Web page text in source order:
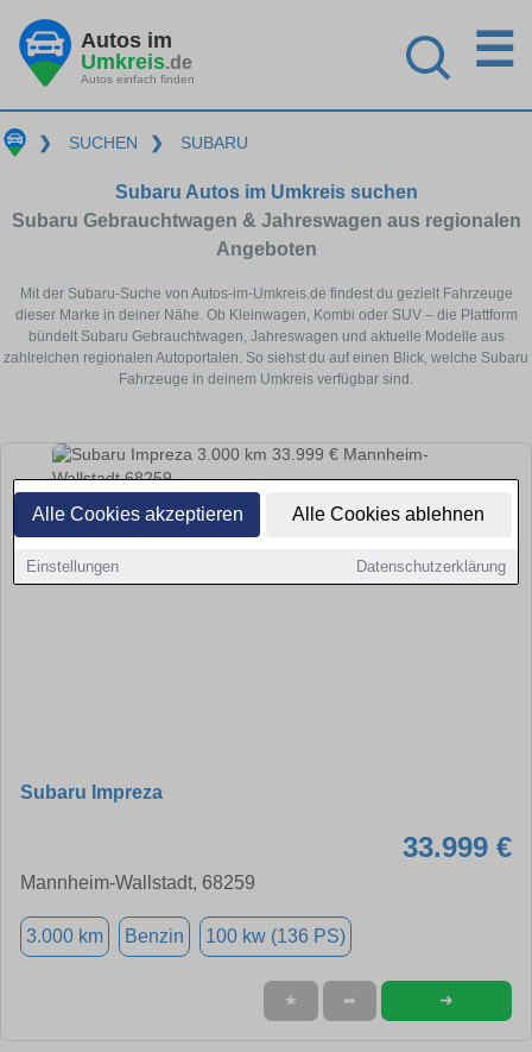
Alle Cookies akzeptieren Alle Cookies ablehnen
Einstellungen Datenschutzerklärung
Autos im
Umkreis.de
Autos einfach finden
☰
❯ SUCHEN ❯ SUBARU
Subaru Autos im Umkreis suchen
Subaru Gebrauchtwagen & Jahreswagen aus regionalen
Angeboten
Mit der Subaru-Suche von Autos-im-Umkreis.de findest du gezielt Fahrzeuge
dieser Marke in deiner Nähe. Ob Kleinwagen, Kombi oder SUV – die Plattform
bündelt Subaru Gebrauchtwagen, Jahreswagen und aktuelle Modelle aus
zahlreichen regionalen Autoportalen. So siehst du auf einen Blick, welche Subaru
Fahrzeuge in deinem Umkreis verfügbar sind.
Subaru Impreza
33.999 €
Mannheim-Wallstadt, 68259
3.000 km Benzin 100 kw (136 PS)
★ ➦ ➜